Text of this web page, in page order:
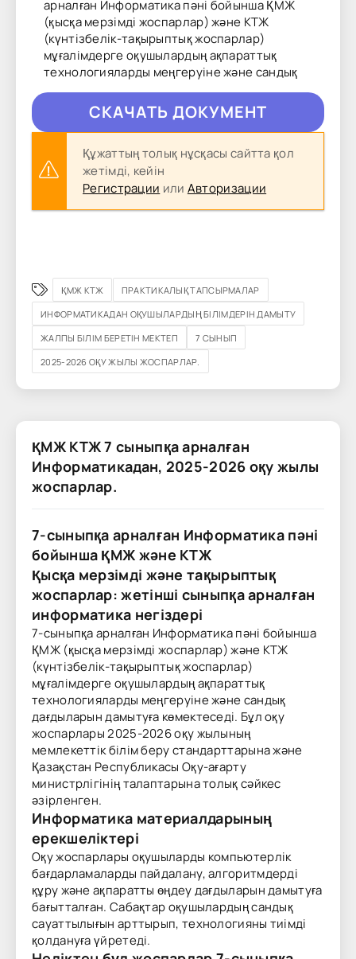
арналған Информатика пәні бойынша ҚМЖ
(қысқа мерзімді жоспарлар) және КТЖ
(күнтізбелік-тақырыптық жоспарлар)
мұғалімдерге оқушылардың ақпараттық
технологияларды меңгеруіне және сандық
CКAЧAТЬ ДОКУМЕНТ
Құжаттың толық нұсқасы сайтта қол
жетімді, кейін
Регистрации или Авторизации
ҚМЖ КТЖ
ПРАКТИКАЛЫҚ ТАПСЫРМАЛАР
ИНФОРМАТИКАДАН ОҚУШЫЛАРДЫҢ БІЛІМДЕРІН ДАМЫТУ
ЖАЛПЫ БІЛІМ БЕРЕТІН МЕКТЕП
7 СЫНЫП
2025-2026 ОҚУ ЖЫЛЫ ЖОСПАРЛАР.
ҚМЖ КТЖ 7 сыныпқа арналған
Информатикадан, 2025-2026 оқу жылы
жоспарлар.
7-сыныпқа арналған Информатика пәні
бойынша ҚМЖ және КТЖ
Қысқа мерзімді және тақырыптық
жоспарлар: жетінші сыныпқа арналған
информатика негіздері
7-сыныпқа арналған Информатика пәні бойынша
ҚМЖ (қысқа мерзімді жоспарлар) және КТЖ
(күнтізбелік-тақырыптық жоспарлар)
мұғалімдерге оқушылардың ақпараттық
технологияларды меңгеруіне және сандық
дағдыларын дамытуға көмектеседі. Бұл оқу
жоспарлары 2025-2026 оқу жылының
мемлекеттік білім беру стандарттарына және
Қазақстан Республикасы Оқу-ағарту
министрлігінің талаптарына толық сәйкес
әзірленген.
Информатика материалдарының
ерекшеліктері
Оқу жоспарлары оқушыларды компьютерлік
бағдарламаларды пайдалану, алгоритмдерді
құру және ақпаратты өңдеу дағдыларын дамытуға
бағытталған. Сабақтар оқушылардың сандық
сауаттылығын арттырып, технологияны тиімді
қолдануға үйретеді.